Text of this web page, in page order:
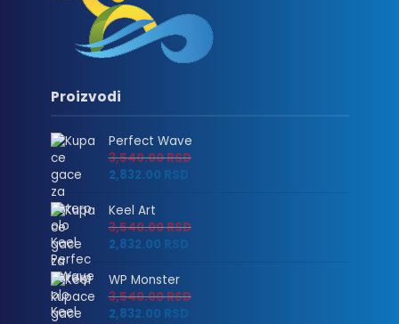
Proizvodi
Perfect Wave
3,540.00RSD
2,832.00 RSD
Keel Art
3,540.00RSD
2,832.00 RSD
WP Monster
3,540.00RSD
2,832.00 RSD